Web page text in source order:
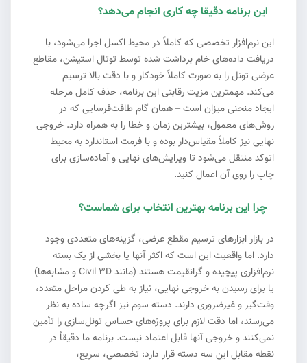
این برنامه دقیقا چه کاری انجام می‌دهد؟
این نرم‌افزار تخصصی که کاملاً در محیط اکسل اجرا می‌شود، با
دریافت داده‌های خام برداشت شده توسط توتال استیشن، مقاطع
عرضی تونل را به صورت کاملاً خودکار و با دقت بالا ترسیم
می‌کند. مهمترین مزیت رقابتی این برنامه، حذف کامل مرحله
ایجاد منحنی میزان است – همان گام طاقت‌فرسایی که در
روش‌های معمول، بیشترین زمان و خطا را به همراه دارد. خروجی
نهایی نیز کاملاً مقیاس‌دار بوده و با فرمت استاندارد به محیط
اتوکد منتقل می‌شود تا ویرایش‌های نهایی و آماده‌سازی برای
چاپ را روی آن اعمال کنید.
چرا این برنامه بهترین انتخاب برای شماست؟
در بازار ابزارهای ترسیم مقطع عرضی، گزینه‌های متعددی وجود
دارد. اما واقعیت این است که اکثر آنها یا بخشی از یک بسته
نرم‌افزاری پیچیده و گرانقیمت هستند (مانند Civil 3D و مشابه‌ها)
یا برای رسیدن به خروجی نهایی، نیاز به طی کردن مراحل متعدد،
وقت‌گیر و غیرضروری دارند. دسته سوم نیز اگرچه ساده به نظر
می‌رسند، اما دقت لازم برای پروژه‌های حساس تونل‌سازی را تأمین
نمی‌کنند و خروجی آنها قابل اعتماد نیست. برنامه ما دقیقاً در
نقطه مقابل این سه دسته قرار دارد: تخصصی، سریع،